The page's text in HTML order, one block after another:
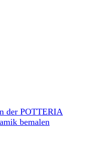
der POTTERIA
bemalen